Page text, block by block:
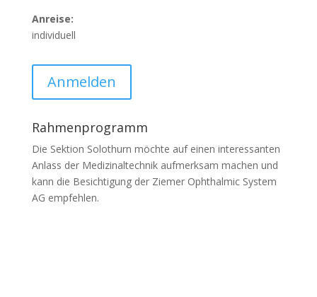
Anreise:
individuell
Anmelden
Rahmenprogramm
Die Sektion Solothurn möchte auf einen interessanten
Anlass der Medizinaltechnik aufmerksam machen und
kann die Besichtigung der Ziemer Ophthalmic System
AG empfehlen.